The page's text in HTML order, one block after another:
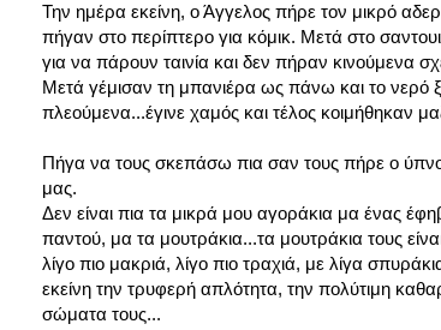
Την ημέρα εκείνη, ο Άγγελος πήρε τον μικρό
πήγαν στο περίπτερο για κόμικ. Μετά στο
για να πάρουν ταινία και δεν πήραν κινούμενα
Μετά γέμισαν τη μπανιέρα ως πάνω και το νερό
πλεούμενα...έγινε χαμός και τέλος κοιμήθηκαν
Πήγα να τους σκεπάσω πια σαν τους πήρε ο ύπνος
μας.
Δεν είναι πια τα μικρά μου αγοράκια μα ένας
παντού, μα τα μουτράκια...τα μουτράκια τους
λίγο πιο μακριά, λίγο πιο τραχιά, με λίγα
εκείνη την τρυφερή απλότητα, την πολύτιμη
σώματα τους...